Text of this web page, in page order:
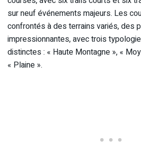
sur neuf événements majeurs. Les
confrontés à des terrains variés, des
impressionnantes, avec trois
distinctes : « Haute Montagne », «
« Plaine ».